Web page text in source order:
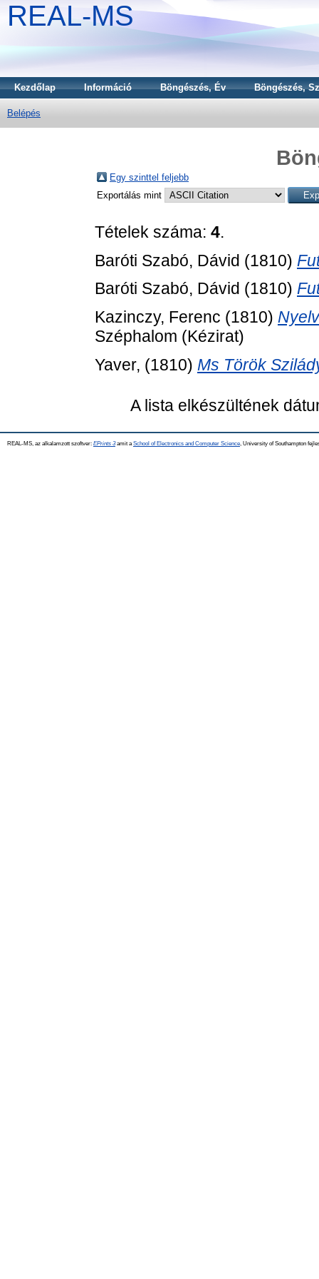
REAL-MS
Kezdőlap Információ Böngészés, Év Böngészés,
Belépés
Egy szinttel feljebb
Exportálás mint
Tételek száma: 4.
Baróti Szabó, Dávid (1810)
Baróti Szabó, Dávid (1810)
Kazinczy, Ferenc (1810)
Széphalom (Kézirat)
Yaver, (1810) Ms Török
A lista elkészültének
REAL-MS, az alkalamzott szoftver: EPrints 3amit a School of Electronics and Computer Science , University of Southampton